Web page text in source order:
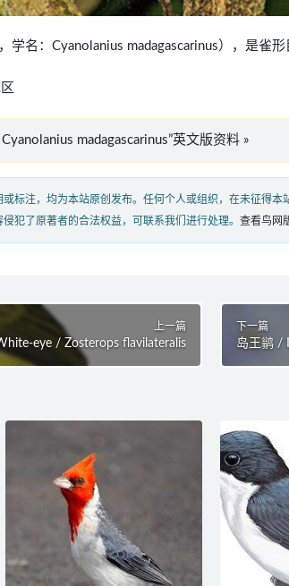
学名：Cyanolanius madagascarinus），是雀
madagascarinus”英文版资料 »
标注，均为本站原创发布。任何个人或组织，在未征得
犯了原著者的合法权益，可联系我们进行处理。 查看鸟网
上一篇
eye / Zosterops flavilateralis
下一篇
岛王鹟 /